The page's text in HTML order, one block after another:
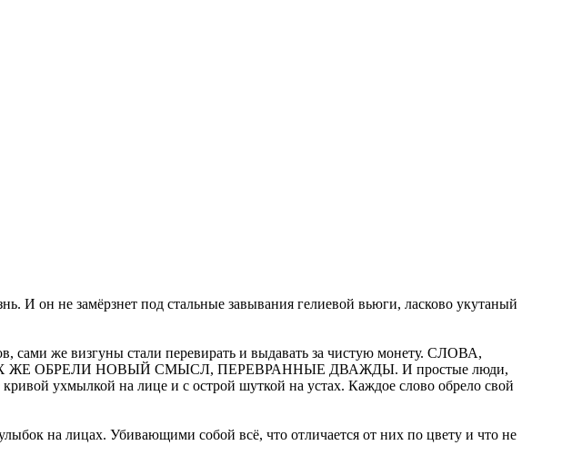
И он не замёрзнет под стальные завывания гелиевой вьюги, ласково укутаный
сами же визгуны стали перевирать и выдавать за чистую монету. СЛОВА,
НОВЫЙ СМЫСЛ, ПЕРЕВРАННЫЕ ДВАЖДЫ. И простые люди,
ухмылкой на лице и с острой шуткой на устах. Каждое слово обрело свой
на лицах. Убивающими собой всё, что отличается от них по цвету и что не